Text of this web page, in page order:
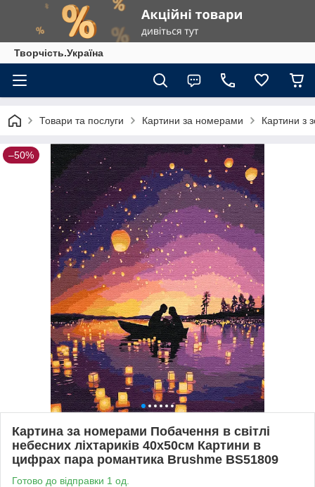
Творчість.Україна
Товари та послуги Картини за номерами Картини з
–50%
Картина за номерами Побачення в світлі
небесних ліхтариків 40х50см Картини в
цифрах пара романтика Brushme BS51809
Готово до відправки 1 од.